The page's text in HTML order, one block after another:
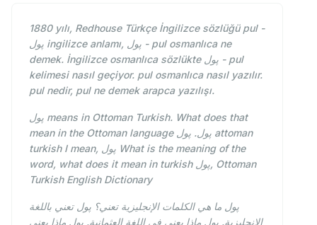
1880 yılı, Redhouse Türkçe İngilizce sözlüğü pul -
پول ingilizce anlamı, پول - pul osmanlıca ne
demek. İngilizce osmanlıca sözlükte پول - pul
kelimesi nasıl geçiyor. pul osmanlıca nasıl yazılır.
pul nedir, pul ne demek arapca yazılışı.
پول means in Ottoman Turkish. What does that
mean in the Ottoman language پول. پول attoman
turkish I mean, پول What is the meaning of the
word, what does it mean in turkish پول, Ottoman
Turkish English Dictionary
پول ما هي الكلمات الإنجليزية تعني؟ پول تعني باللغة
الإنجليزية. پول ماذا يعني في اللغة العثمانية. پول ماذا يعني